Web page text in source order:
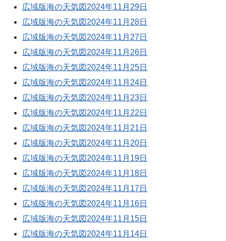
広域版海の天気図2024年11月29日
広域版海の天気図2024年11月28日
広域版海の天気図2024年11月27日
広域版海の天気図2024年11月26日
広域版海の天気図2024年11月25日
広域版海の天気図2024年11月24日
広域版海の天気図2024年11月23日
広域版海の天気図2024年11月22日
広域版海の天気図2024年11月21日
広域版海の天気図2024年11月20日
広域版海の天気図2024年11月19日
広域版海の天気図2024年11月18日
広域版海の天気図2024年11月17日
広域版海の天気図2024年11月16日
広域版海の天気図2024年11月15日
広域版海の天気図2024年11月14日